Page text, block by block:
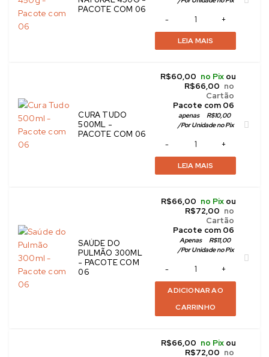
PACOTE COM 06
LEIA MAIS
CURA TUDO
500ML -
PACOTE COM 06
R$60,00 no Pix ou
R$66,00 no
Cartão
Pacote com 06
apenas R$10,00
/Por Unidade no Pix
LEIA MAIS
SAÚDE DO
PULMÃO 300ML
- PACOTE COM
06
R$66,00 no Pix ou
R$72,00 no
Cartão
Pacote com 06
Apenas R$11,00
/Por Unidade no Pix
ADICIONAR AO
CARRINHO
R$66,00 no Pix ou
R$72,00 no